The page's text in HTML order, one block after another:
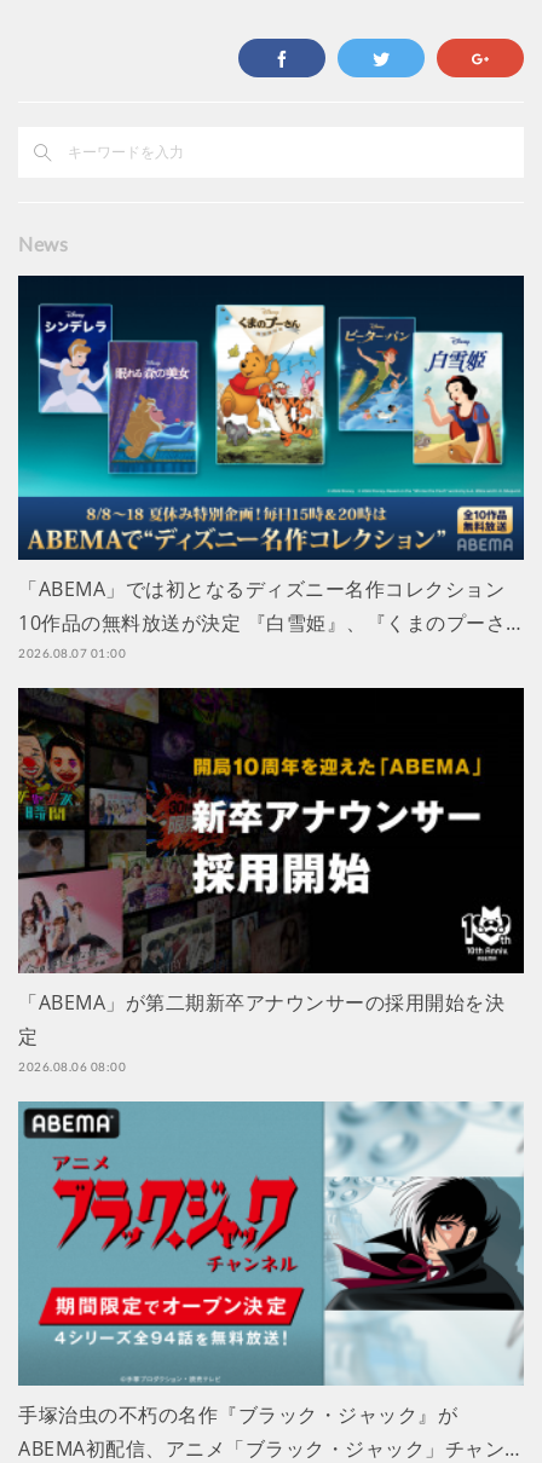
News
「ABEMA」では初となるディズニー名作コレクション
10作品の無料放送が決定 『白雪姫』、『くまのプーさ…
2026.08.07 01:00
「ABEMA」が第二期新卒アナウンサーの採用開始を決
定
2026.08.06 08:00
手塚治虫の不朽の名作『ブラック・ジャック』が
ABEMA初配信、アニメ「ブラック・ジャック」チャン…